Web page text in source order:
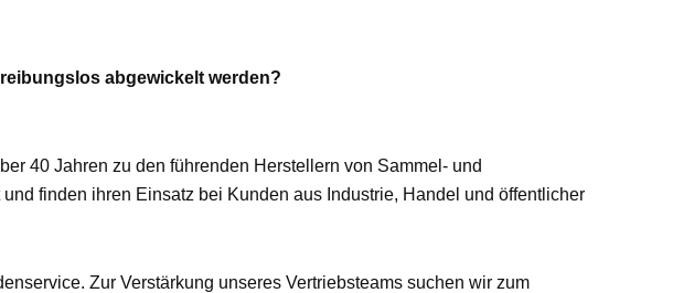
abgewickelt werden?
40 Jahren zu den führenden Herstellern von Sammel- und
finden ihren Einsatz bei Kunden aus Industrie, Handel und öffentlicher
Zur Verstärkung unseres Vertriebsteams suchen wir zum